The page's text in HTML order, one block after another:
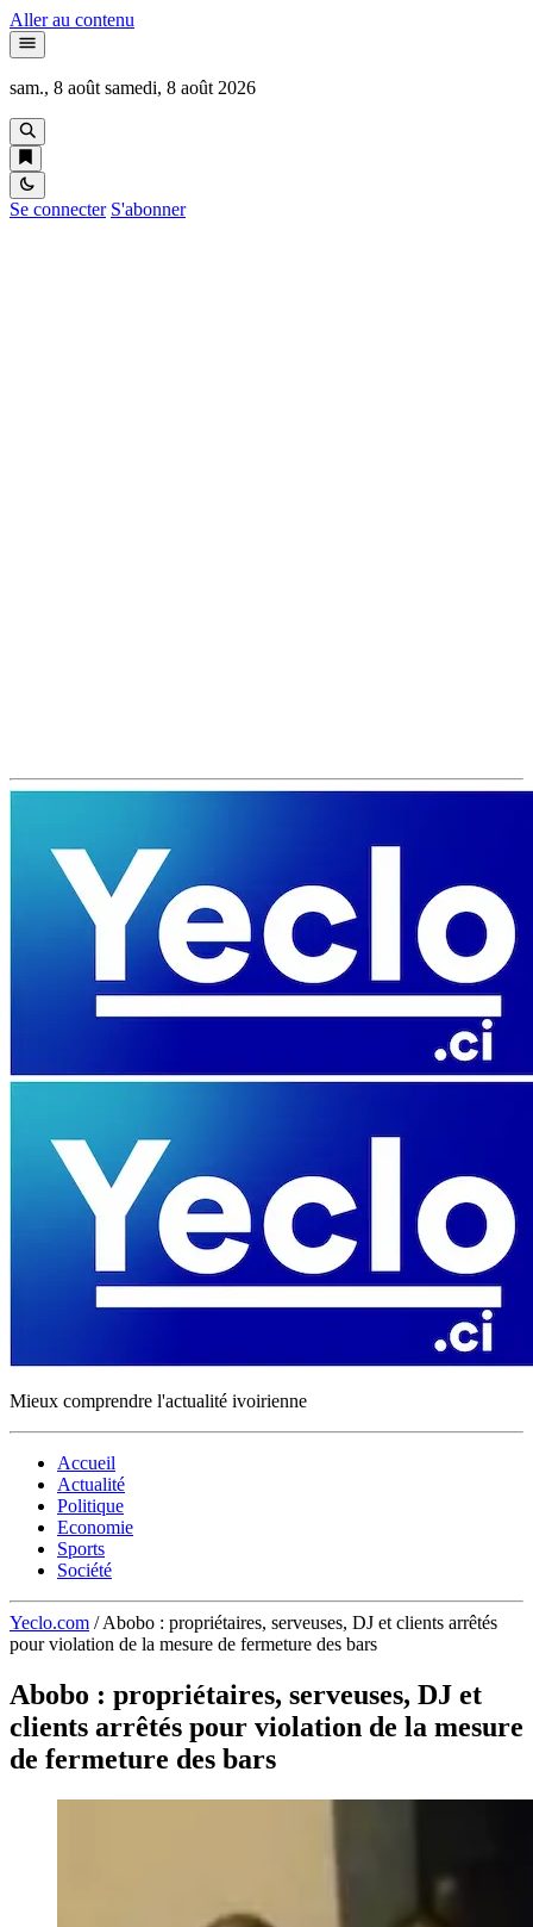
Aller au contenu
sam., 8 août samedi, 8 août 2026
Se connecter S'abonner
Mieux comprendre l'actualité ivoirienne
Accueil
Actualité
Politique
Economie
Sports
Société
Yeclo.com / Abobo : propriétaires, serveuses, DJ et clients arrêtés
pour violation de la mesure de fermeture des bars
Abobo : propriétaires, serveuses, DJ et
clients arrêtés pour violation de la mesure
de fermeture des bars